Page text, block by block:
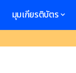
มุมเกียรติบัตร